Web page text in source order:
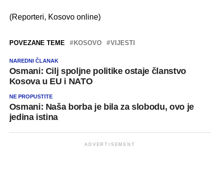
(Reporteri, Kosovo online)
POVEZANE TEME KOSOVO VIJESTI
NAREDNI ČLANAK
Osmani: Cilj spoljne politike ostaje članstvo
Kosova u EU i NATO
NE PROPUSTITE
Osmani: Naša borba je bila za slobodu, ovo je
jedina istina
ADVERTISEMENT